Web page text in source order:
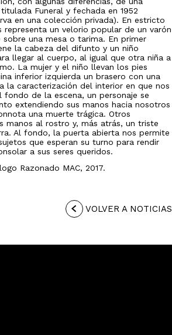
Funeral y fechada en 1952
en una colección privada). En estricto
representa un velorio popular de un varón
sobre una mesa o tarima. En primer
la cabeza del difunto y un niño
llegar al cuerpo, al igual que otra niña a
La mujer y el niño llevan los pies
inferior izquierda un brasero con una
la caracterización del interior en que nos
fondo de la escena, un personaje se
extendiendo sus manos hacia nosotros
una muerte trágica. Otros
manos al rostro y, más atrás, un triste
Al fondo, la puerta abierta nos permite
que esperan su turno para rendir
a sus seres queridos.
Razonado MAC, 2017.
VOLVER A NOTICIAS